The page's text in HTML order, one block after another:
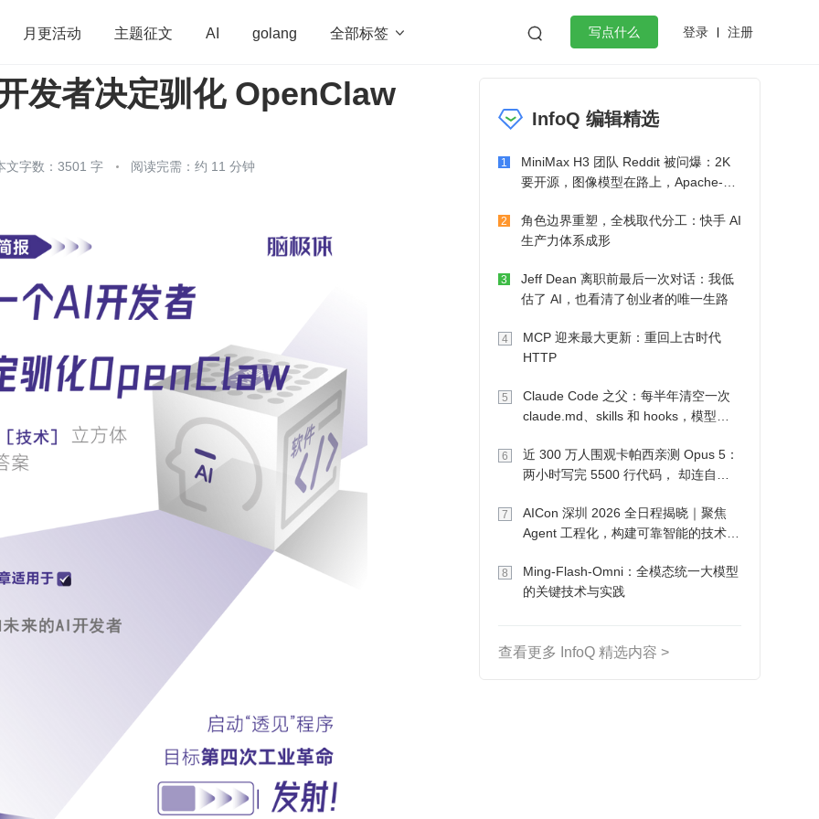
月更活动 主题征文 AI golang 全部标签   写点什么 登录 注册
算法 学习方法 Web3.0 高效工作
微服务架构 flutter
发者决定驯化 OpenClaw
文字数：3501 字 阅读完需：约 11 分钟
InfoQ 编辑精选
1
MiniMax H3 团队 Reddit 被问爆：2K
要开源，图像模型在路上，Apache-2.0
2
角色边界重塑，全栈取代分工：快手 AI
生产力体系成形
3
Jeff Dean 离职前最后一次对话：我低
估了 AI，也看清了创业者的唯一生路
4
MCP 迎来最大更新：重回上古时代
HTTP
5
Claude Code 之父：每半年清空一次
claude.md、skills 和 hooks，模型自
6
近 300 万人围观卡帕西亲测 Opus 5：
两小时写完 5500 行代码， 却连自己
7
AICon 深圳 2026 全日程揭晓｜聚焦
Agent 工程化，构建可靠智能的技术路
8
Ming-Flash-Omni：全模态统一大模型
的关键技术与实践
查看更多 InfoQ 精选内容 >